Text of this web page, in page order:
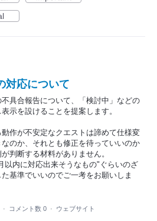
対応について
不具合報告について、「検討中」などの
示を設けることを提案します。
作が不安定なクエストは諦めて仕様変
のか、それとも修正を待っていいのか
判断する材料がありません。
以内に対応出来そうなもの"ぐらいのざ
た基準でいいのでご一考をお願いしま
· コメント数 0 · ウェブサイト